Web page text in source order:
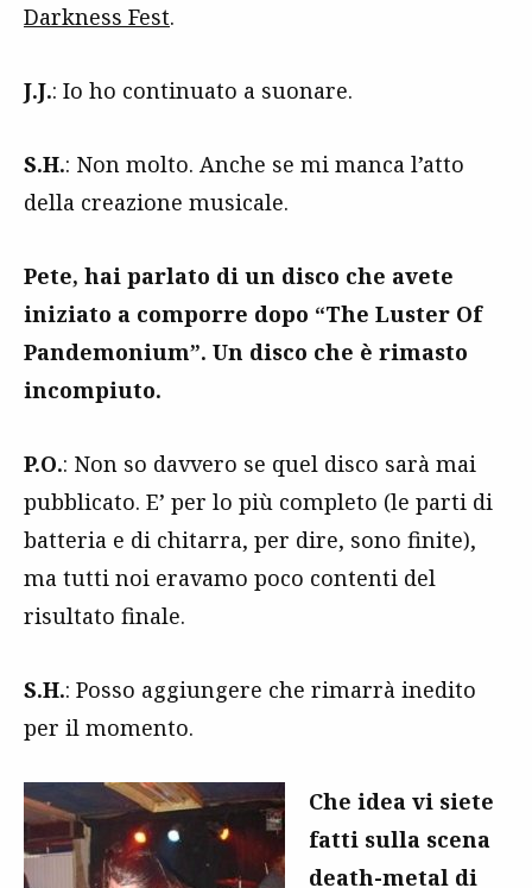
Darkness Fest.
J.J.: Io ho continuato a suonare.
S.H.: Non molto. Anche se mi manca l’atto
della creazione musicale.
Pete, hai parlato di un disco che avete
iniziato a comporre dopo “The Luster Of
Pandemonium”. Un disco che è rimasto
incompiuto.
P.O.: Non so davvero se quel disco sarà mai
pubblicato. E’ per lo più completo (le parti di
batteria e di chitarra, per dire, sono finite),
ma tutti noi eravamo poco contenti del
risultato finale.
S.H.: Posso aggiungere che rimarrà inedito
per il momento.
Che idea vi siete
fatti sulla scena
death-metal di